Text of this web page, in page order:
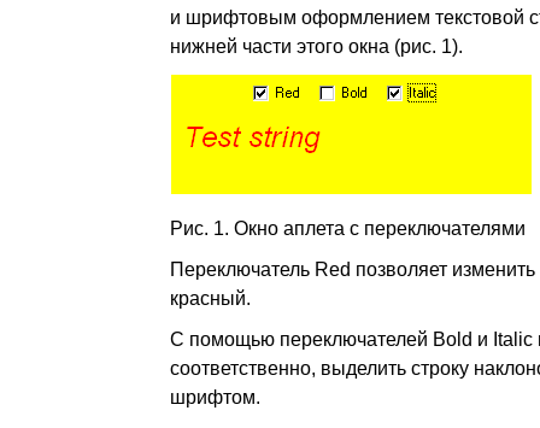
и шрифтовым оформлением текстовой
нижней части этого окна (рис. 1).
Рис. 1. Окно аплета с переключателями
Переключатель Red позволяет изменить
красный.
С помощью переключателей Bold и Italic
соответственно, выделить строку
шрифтом.